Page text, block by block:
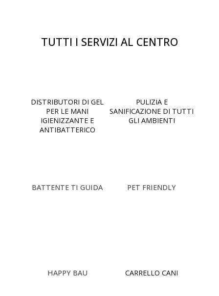
TUTTI I SERVIZI AL CENTRO
DISTRIBUTORI DI GEL
PER LE MANI
IGIENIZZANTE E
ANTIBATTERICO
PULIZIA E
SANIFICAZIONE DI TUTTI
GLI AMBIENTI
BATTENTE TI GUIDA PET FRIENDLY
HAPPY BAU CARRELLO CANI